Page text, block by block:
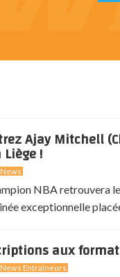
Ajay Mitchell
!
News
NBA retrouvera
exceptionnelle
aux
News Entraîneurs